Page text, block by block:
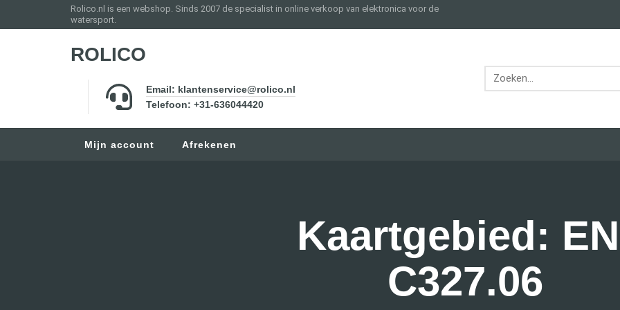
Rolico.nl is een webshop. Sinds 2007 de specialist in online verkoop van elektronica voor de
watersport.
ROLICO
Email: klantenservice@rolico.nl
Telefoon: +31-636044420
Mijn account Afrekenen
Kaartgebied:
C327.06